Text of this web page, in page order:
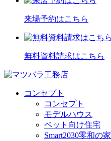
来場予約はこちら
無料資料請求はこちら
コンセプト
コンセプト
モデルハウス
ペット向け住宅
Smart2030零和の家